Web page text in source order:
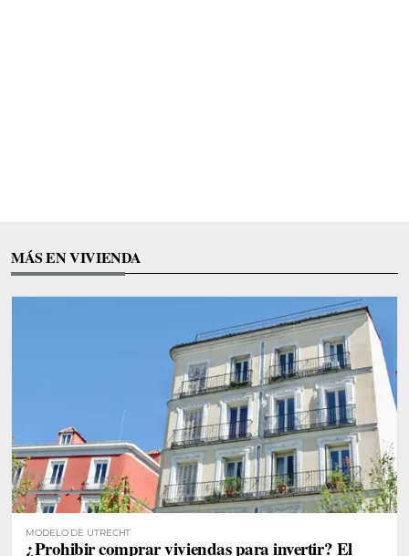
MÁS EN VIVIENDA
MODELO DE UTRECHT
¿Prohibir comprar viviendas para invertir? El